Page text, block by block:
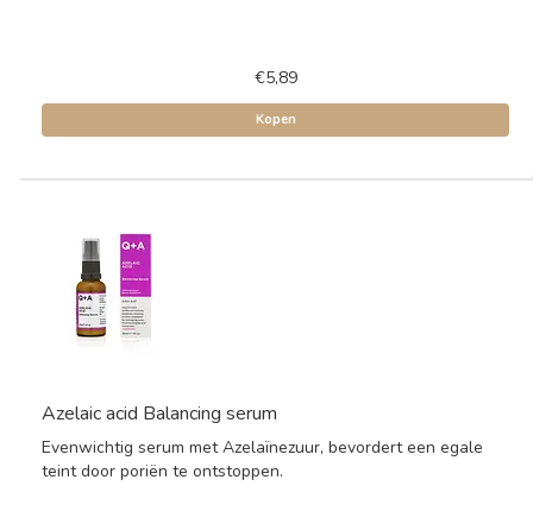
€5,89
Kopen
Azelaic acid Balancing serum
Evenwichtig serum met Azelaïnezuur, bevordert een egale
teint door poriën te ontstoppen.